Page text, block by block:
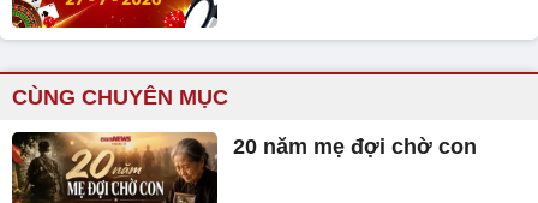
CÙNG CHUYÊN MỤC
20 năm mẹ đợi chờ con